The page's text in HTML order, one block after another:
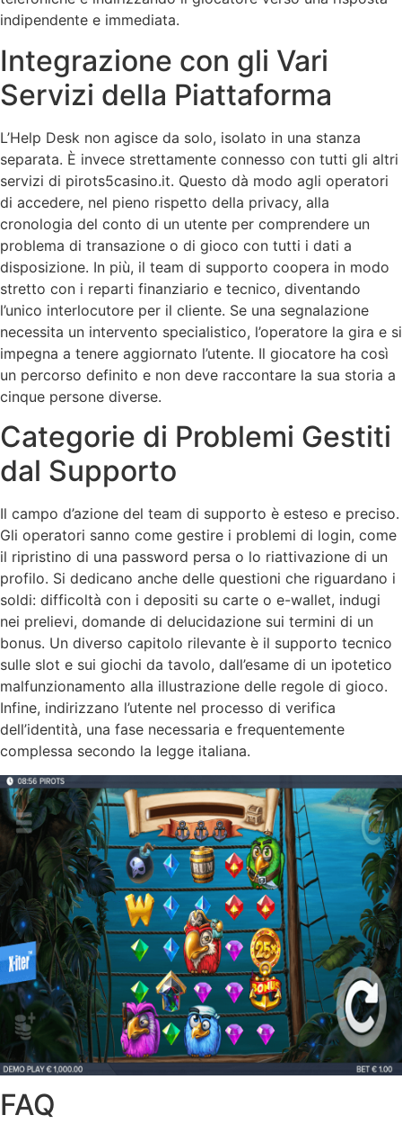
indipendente e immediata.
Integrazione con gli Vari
Servizi della Piattaforma
L’Help Desk non agisce da solo, isolato in una stanza
separata. È invece strettamente connesso con tutti gli altri
servizi di pirots5casino.it. Questo dà modo agli operatori
di accedere, nel pieno rispetto della privacy, alla
cronologia del conto di un utente per comprendere un
problema di transazione o di gioco con tutti i dati a
disposizione. In più, il team di supporto coopera in modo
stretto con i reparti finanziario e tecnico, diventando
l’unico interlocutore per il cliente. Se una segnalazione
necessita un intervento specialistico, l’operatore la gira e si
impegna a tenere aggiornato l’utente. Il giocatore ha così
un percorso definito e non deve raccontare la sua storia a
cinque persone diverse.
Categorie di Problemi Gestiti
dal Supporto
Il campo d’azione del team di supporto è esteso e preciso.
Gli operatori sanno come gestire i problemi di login, come
il ripristino di una password persa o lo riattivazione di un
profilo. Si dedicano anche delle questioni che riguardano i
soldi: difficoltà con i depositi su carte o e-wallet, indugi
nei prelievi, domande di delucidazione sui termini di un
bonus. Un diverso capitolo rilevante è il supporto tecnico
sulle slot e sui giochi da tavolo, dall’esame di un ipotetico
malfunzionamento alla illustrazione delle regole di gioco.
Infine, indirizzano l’utente nel processo di verifica
dell’identità, una fase necessaria e frequentemente
complessa secondo la legge italiana.
FAQ